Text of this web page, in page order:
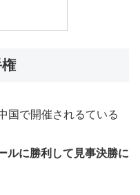
国で開催されるている
ルに勝利して見事決勝に